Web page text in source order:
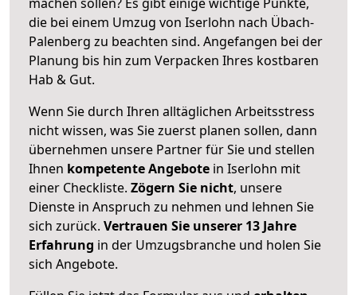
die bei einem Umzug von Iserlohn nach Übach-
Palenberg zu beachten sind. Angefangen bei der
Planung bis hin zum Verpacken Ihres kostbaren
Hab & Gut.
Wenn Sie durch Ihren alltäglichen Arbeitsstress
nicht wissen, was Sie zuerst planen sollen, dann
übernehmen unsere Partner für Sie und stellen
Ihnen kompetente Angebote in Iserlohn mit
einer Checkliste. Zögern Sie nicht, unsere
Dienste in Anspruch zu nehmen und lehnen Sie
sich zurück. Vertrauen Sie unserer 13 Jahre
Erfahrung in der Umzugsbranche und holen Sie
sich Angebote.